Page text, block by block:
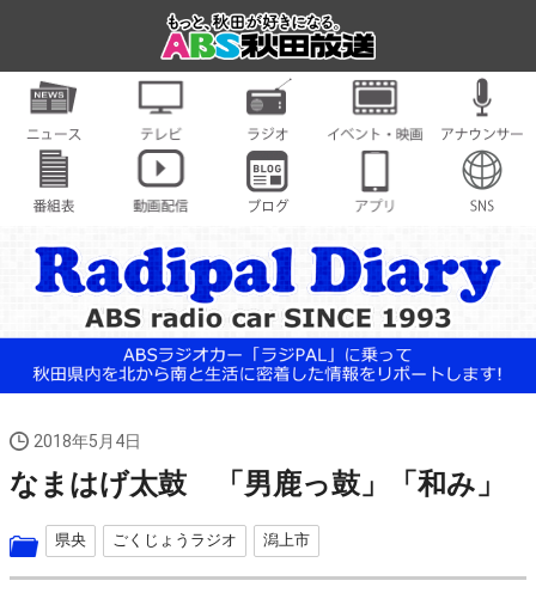
2018年5月4日
なまはげ太鼓 「男鹿っ鼓」「和み」
県央 ごくじょうラジオ 潟上市